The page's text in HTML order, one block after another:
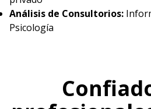
Análisis de Consultorios:
Psicología